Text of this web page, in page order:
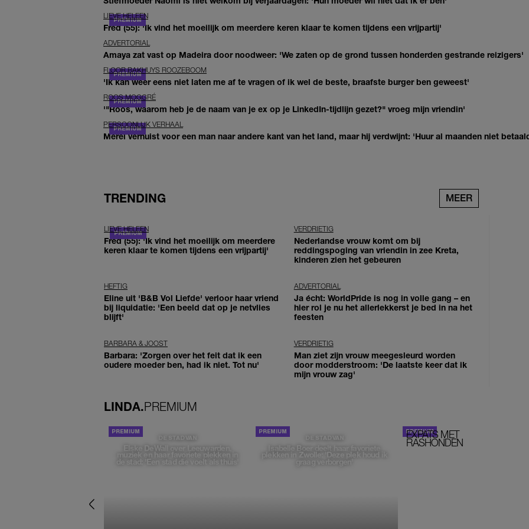
LIEVE HELEEN
Fred (55): 'Ik vind het moeilijk om meerdere keren klaar te komen tijdens een vrijpartij'
ADVERTORIAL
Amaya zat vast op Madeira door noodweer: 'We zaten op de grond tussen honderden gestrande reizigers'
FLOOR BAKHUYS ROOZEBOOM
'Ik kan weer eens niet laten me af te vragen of ik wel de beste, braafste burger ben geweest'
ROOS MOGGRÉ
'"Roos, waarom heb je de naam van je ex op je LinkedIn-tijdlijn gezet?" vroeg mijn vriendin'
PERSOONLIJK VERHAAL
Merel verhuist voor een man naar andere kant van het land, maar hij verdwijnt: 'Huur al maanden niet
TRENDING MEER
LIEVE HELEEN
Fred (55): 'Ik vind het moeilijk om meerdere
keren klaar te komen tijdens een vrijpartij'
VERDRIETIG
Nederlandse vrouw komt om bij
reddingspoging van vriendin in zee Kreta,
kinderen zien het gebeuren
HEFTIG
Eline uit 'B&B Vol Liefde' verloor haar vriend
bij liquidatie: 'Een beeld dat op je netvlies
blijft'
ADVERTORIAL
Ja écht: WorldPride is nog in volle gang – en
hier rol je nu het allerlekkerst je bed in na het
feesten
BARBARA & JOOST
Barbara: 'Zorgen over het feit dat ik een
oudere moeder ben, had ik niet. Tot nu'
VERDRIETIG
Man ziet zijn vrouw meegesleurd worden
door modderstroom: 'De laatste keer dat ik
mijn vrouw zag'
LINDA.PREMIUM
DE STAD VAN
Elske DeWall over Leeuwarden,
muziek en haar favoriete plekken in
de stad: 'Een stad die voelt als thuis'
DE STAD VAN
Isabelle Boer deelt haar favoriete
plekken in Zwolle: 'Deze plek houd ik
graag verborgen'
EXPATS MET
RASHONDEN